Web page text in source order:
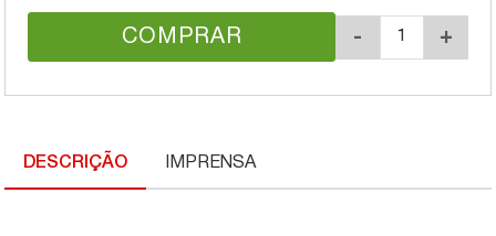
COMPRAR - +
DESCRIÇÃO IMPRENSA